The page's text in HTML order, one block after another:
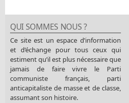
QUI SOMMES NOUS ?
Ce site est un espace d’information
et d’échange pour tous ceux qui
estiment qu’il est plus nécessaire que
jamais de faire vivre le Parti
communiste français, parti
anticapitaliste de masse et de classe,
assumant son histoire.